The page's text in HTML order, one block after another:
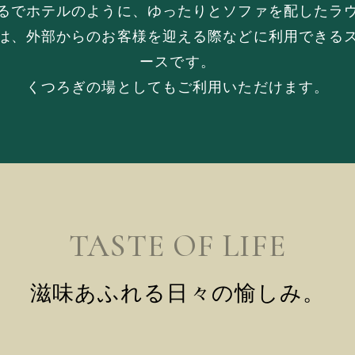
でホテルのように、ゆったりとソファを配したラ
、外部からのお客様を迎える際などに利用できる
ースです。
くつろぎの場としてもご利用いただけます。
TASTE OF LIFE
滋味あふれる日々の愉しみ。